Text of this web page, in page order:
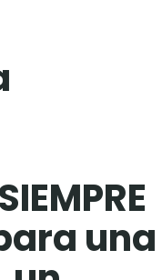
una